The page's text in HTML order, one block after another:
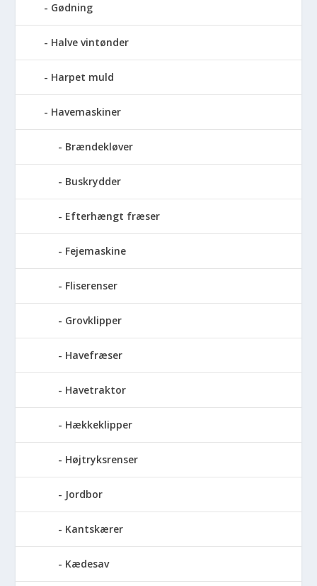
Gødning
Halve vintønder
Harpet muld
Havemaskiner
Brændekløver
Buskrydder
Efterhængt fræser
Fejemaskine
Fliserenser
Grovklipper
Havefræser
Havetraktor
Hækkeklipper
Højtryksrenser
Jordbor
Kantskærer
Kædesav